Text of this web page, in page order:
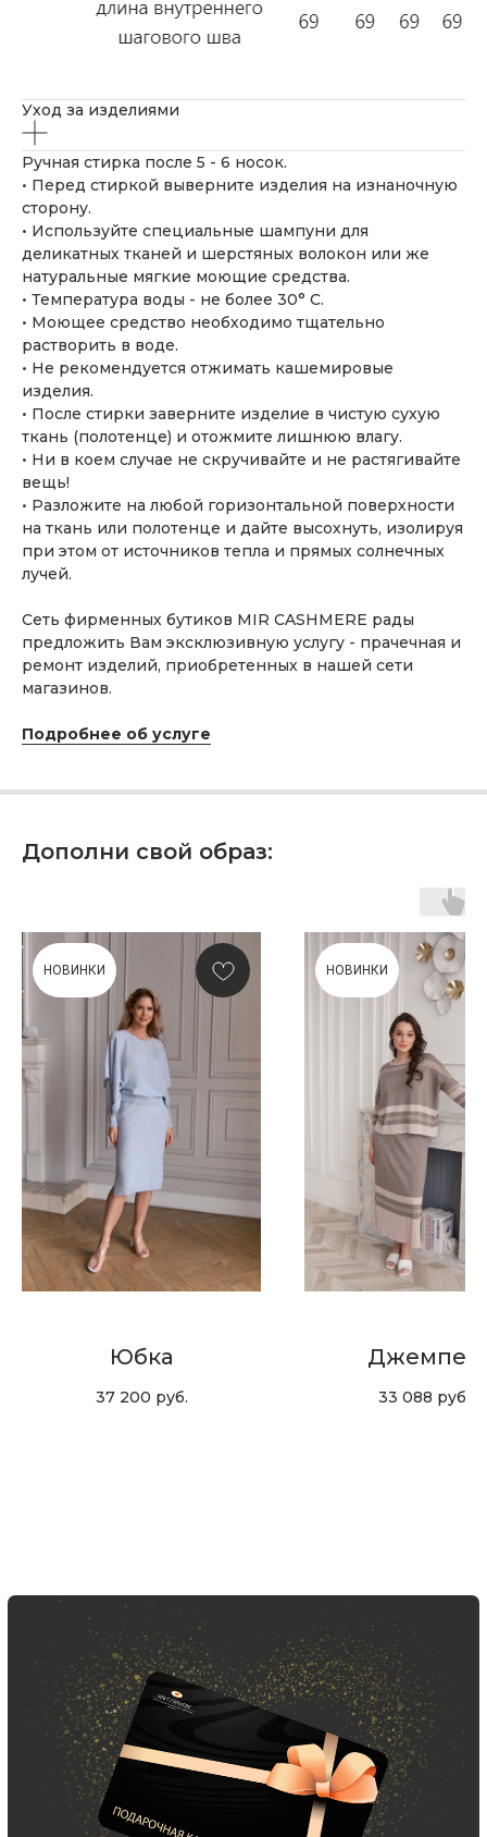
Уход за изделиями
Ручная стирка после 5 - 6 носок.
• Перед стиркой выверните изделия на изнаночную
сторону.
• Используйте специальные шампуни для
деликатных тканей и шерстяных волокон или же
натуральные мягкие моющие средства.
• Температура воды - не более 30° С.
• Моющее средство необходимо тщательно
растворить в воде.
• Не рекомендуется отжимать кашемировые
изделия.
• После стирки заверните изделие в чистую сухую
ткань (полотенце) и отожмите лишнюю влагу.
• Ни в коем случае не скручивайте и не растягивайте
вещь!
• Разложите на любой горизонтальной поверхности
на ткань или полотенце и дайте высохнуть, изолируя
при этом от источников тепла и прямых солнечных
лучей.
Сеть фирменных бутиков MIR CASHMERE рады
предложить Вам эксклюзивную услугу - прачечная и
ремонт изделий, приобретенных в нашей сети
магазинов.
Подробнее об услуге
Дополни свой образ:
НОВИНКИ
Юбка
37 200 руб.
НОВИНКИ
Джемпер
33 088 руб.
ПОДАРОЧНАЯ КАРТА
Что может быть лучше подарка,
сделанного с любовью, теплом
и рассчитанного на долгие годы?
Хотите быть в курсе всех новинок
и акций, подпишитесь на email рассылку
Ваш e-mail
Подписаться
Новинки, акции, подарки
и модный журнал — всё это
в нашем телеграмм канале:
MIR CASHMERE Official
ООО «МИР КАШЕМИРА» © 2023
Все права защищены.
Политика
конфиденциальности